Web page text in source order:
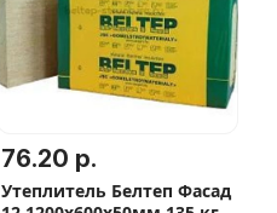
76.20 р.
Утеплитель Белтеп Фасад